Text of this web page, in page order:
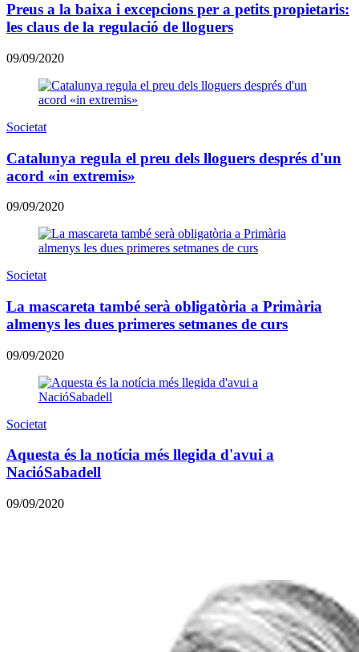
Preus a la baixa i excepcions per a petits propietaris:
les claus de la regulació de lloguers
09/09/2020
Societat
Catalunya regula el preu dels lloguers després d'un
acord «in extremis»
09/09/2020
Societat
La mascareta també serà obligatòria a Primària
almenys les dues primeres setmanes de curs
09/09/2020
Societat
Aquesta és la notícia més llegida d'avui a
NacióSabadell
09/09/2020